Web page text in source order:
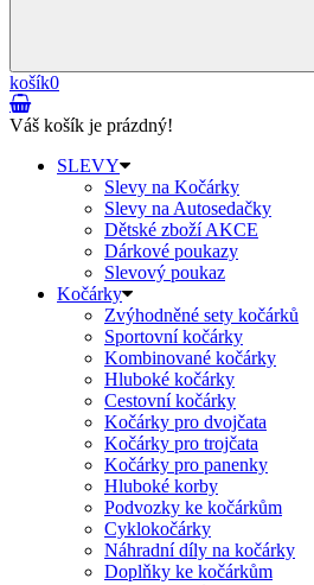
košík0
Váš košík je prázdný!
SLEVY
Slevy na Kočárky
Slevy na Autosedačky
Dětské zboží AKCE
Dárkové poukazy
Slevový poukaz
Kočárky
Zvýhodněné sety kočárků
Sportovní kočárky
Kombinované kočárky
Hluboké kočárky
Cestovní kočárky
Kočárky pro dvojčata
Kočárky pro trojčata
Kočárky pro panenky
Hluboké korby
Podvozky ke kočárkům
Cyklokočárky
Náhradní díly na kočárky
Doplňky ke kočárkům